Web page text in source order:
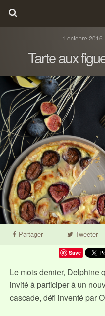
1 octobre
Tarte aux
Partager Tweeter
Save
Le mois dernier, Delphine
invité à participer à un
cascade, défi inventé par